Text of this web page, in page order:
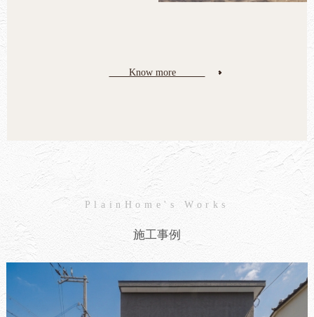
Know more
PlainHome's Works
施工事例